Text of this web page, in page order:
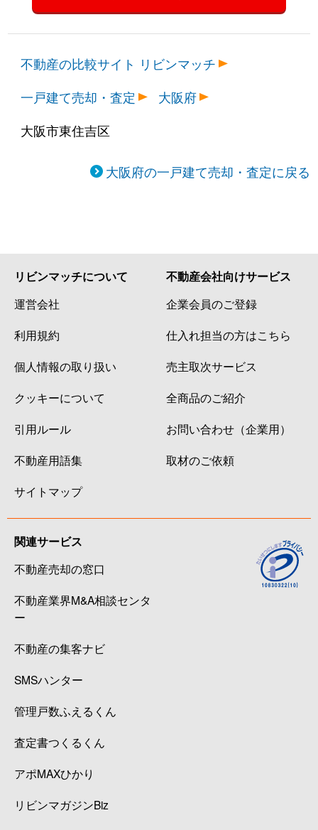
不動産の比較サイト リビンマッチ
一戸建て売却・査定
大阪府
大阪市東住吉区
大阪府の一戸建て売却・査定に戻る
リビンマッチについて
運営会社
利用規約
個人情報の取り扱い
クッキーについて
引用ルール
不動産用語集
サイトマップ
不動産会社向けサービス
企業会員のご登録
仕入れ担当の方はこちら
売主取次サービス
全商品のご紹介
お問い合わせ（企業用）
取材のご依頼
関連サービス
不動産売却の窓口
不動産業界M&A相談センタ
ー
不動産の集客ナビ
SMSハンター
管理戸数ふえるくん
査定書つくるくん
アポMAXひかり
リビンマガジンBiz